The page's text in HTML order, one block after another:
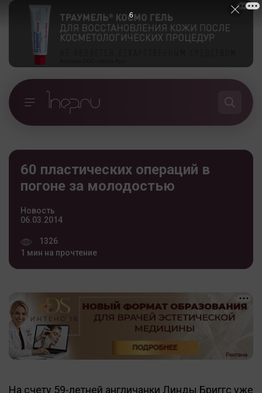
60 пластических операций в
погоне за молодостью
Новость
06.03.2014
1326
1 мин на прочтение
На счету 59-летней англичанки Линды Бриггс уже
5